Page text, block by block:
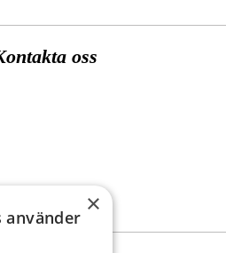
oss
info@sigtunagk.se
×
använder